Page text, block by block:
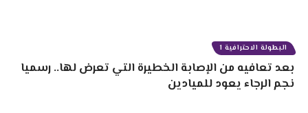
البطولة الاحترافية 1
بعد تعافيه من الإصابة الخطيرة التي تعرض لها.. رسميا
نجم الرجاء يعود للميادين